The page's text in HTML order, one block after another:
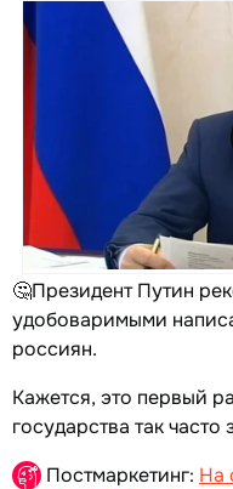
🤔Президент Путин
удобоваримыми
россиян.
Кажется, это первый
государства так
Постмаркетинг: На